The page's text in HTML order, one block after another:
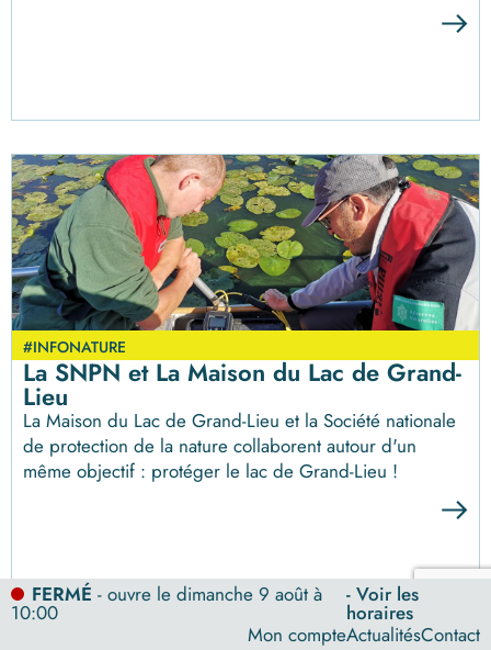
FERMÉ - ouvre le dimanche 9 août à
10:00
- Voir les
horaires
Mon compteActualitésContact
#INFONATURE
La SNPN et La Maison du Lac de Grand-
Lieu
La Maison du Lac de Grand-Lieu et la Société nationale
de protection de la nature collaborent autour d'un
même objectif : protéger le lac de Grand-Lieu !